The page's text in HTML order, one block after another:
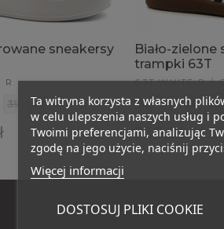
sneakersy
R
39 40 41
Biało-zielone
trampki 63T
63T WHITE R /
36 37 38 39
339,00 zł
Ta witryna korzysta z własnych
w celu ulepszenia naszych usług i
Twoimi preferencjami, analizując
zgodę na jego użycie, naciśnij
Więcej informacji
DOSTOSUJ PLIKI COOKIE